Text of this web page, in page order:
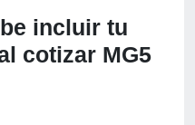
incluir tu
cotizar MG5